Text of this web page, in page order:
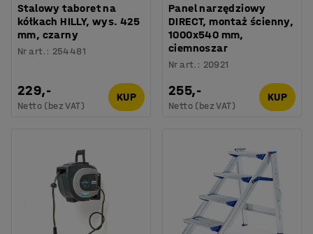
Stalowy taboret na
kółkach HILLY, wys. 425
mm, czarny
Nr art. : 254481
229,-
Netto (bez VAT)
KUP
Panel narzędziowy
DIRECT, montaż ścienny,
1000x540 mm,
ciemnoszar
Nr art. : 20921
255,-
Netto (bez VAT)
KUP